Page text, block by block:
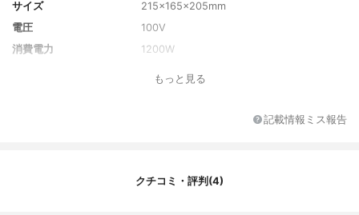
サイズ
215×165×205mm
電圧
100V
消費電力
1200W
もっと見る
記載情報ミス報告
クチコミ・評判(4)